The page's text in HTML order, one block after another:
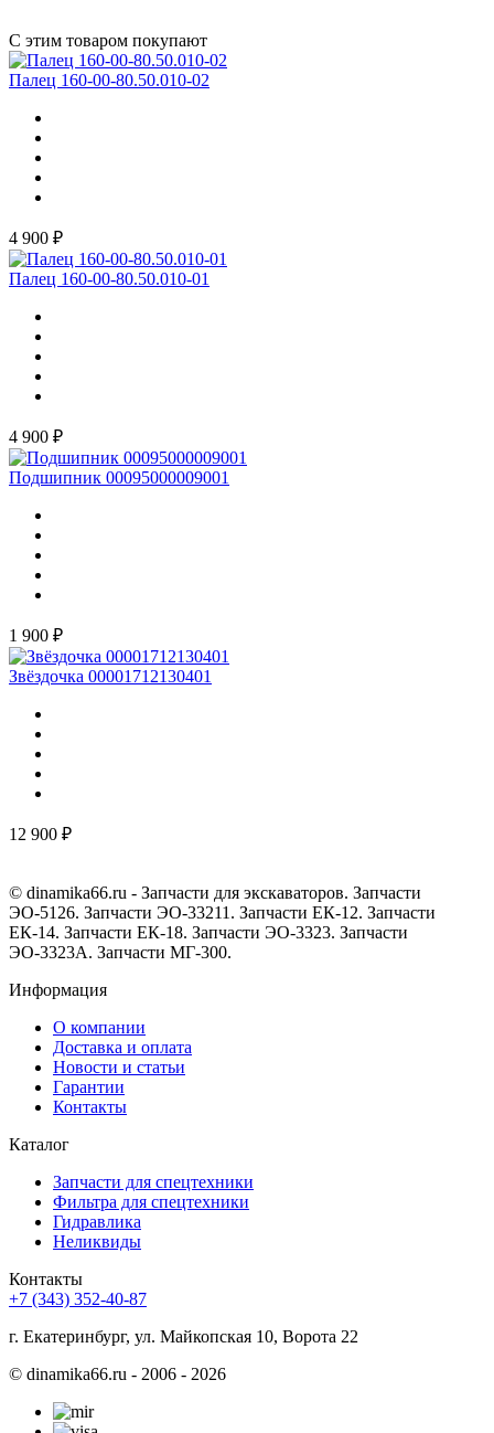
С этим товаром покупают
Палец 160-00-80.50.010-02
4 900 ₽
Палец 160-00-80.50.010-01
4 900 ₽
Подшипник 00095000009001
1 900 ₽
Звёздочка 00001712130401
12 900 ₽
© dinamika66.ru - Запчасти для экскаваторов. Запчасти
ЭО-5126. Запчасти ЭО-33211. Запчасти ЕК-12. Запчасти
ЕК-14. Запчасти ЕК-18. Запчасти ЭО-3323. Запчасти
ЭО-3323А. Запчасти МГ-300.
Информация
О компании
Доставка и оплата
Новости и статьи
Гарантии
Контакты
Каталог
Запчасти для спецтехники
Фильтра для спецтехники
Гидравлика
Неликвиды
Контакты
+7 (343) 352-40-87
г. Екатеринбург, ул. Майкопская 10, Ворота 22
© dinamika66.ru - 2006 - 2026